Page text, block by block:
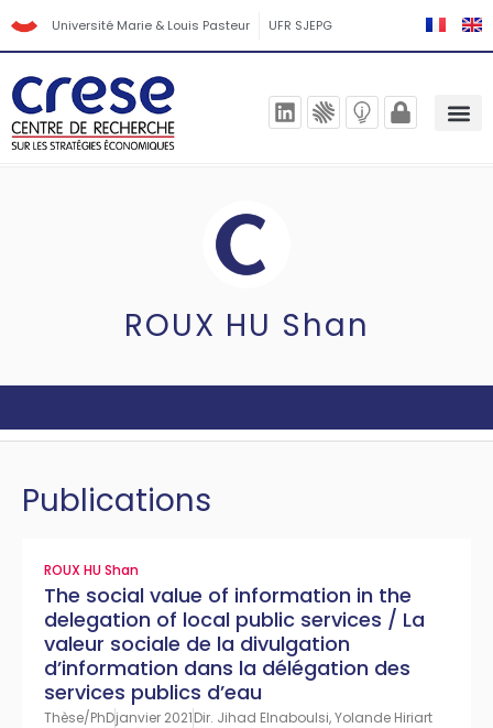
Université Marie & Louis Pasteur UFR SJEPG
ROUX HU Shan
Publications
ROUX HU Shan
The social value of information in the
delegation of local public services / La
valeur sociale de la divulgation
d’information dans la délégation des
services publics d’eau
Thèse/PhDjanvier 2021Dir. Jihad Elnaboulsi, Yolande Hiriart